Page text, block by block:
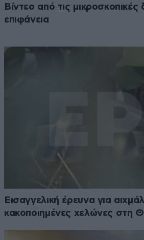
Βίντεο από τις μικροσκοπικές
επιφάνεια
Εισαγγελική έρευνα για
κακοποιημένες χελώνες στη